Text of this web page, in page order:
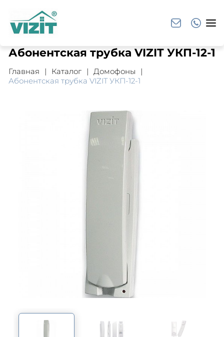
Абонентская трубка VIZIT УКП-12-1
Главная Каталог
Домофоны
Абонентская трубка VIZIT УКП-12-1